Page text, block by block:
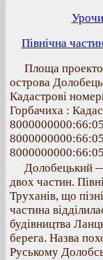
Північна
Площа
острова
Кадастрові
Горбачиха :
Долобецький —
двох частин.
Труханів, що
частина
будівництва
берега. Назва
Руському